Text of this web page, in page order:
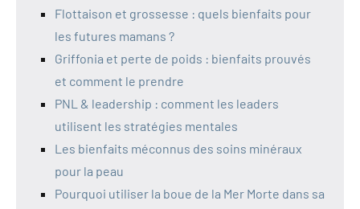
Flottaison et grossesse : quels bienfaits pour
les futures mamans ?
Griffonia et perte de poids : bienfaits prouvés
et comment le prendre
PNL & leadership : comment les leaders
utilisent les stratégies mentales
Les bienfaits méconnus des soins minéraux
pour la peau
Pourquoi utiliser la boue de la Mer Morte dans sa